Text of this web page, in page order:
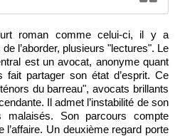
roman comme celui-ci, il y a
l’aborder, plusieurs "lectures". Le
est un avocat, anonyme quant
partager son état d’esprit. Ce
du barreau", avocats brillants
Il admet l’instabilité de son
malaisés. Son parcours compte
Un deuxième regard porte